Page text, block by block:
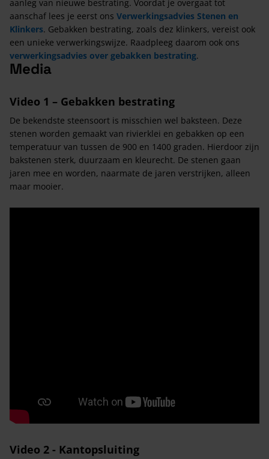
aanleg van nieuwe bestrating. Voordat je overgaat tot
aanschaf lees je eerst ons Verwerkingsadvies Stenen en
Klinkers. Gebakken bestrating, zoals dez klinkers, vereist ook
een unieke verwerkingswijze. Raadpleeg daarom ook ons
verwerkingsadvies over gebakken bestrating.
Media
Video 1 – Gebakken bestrating
De bekendste steensoort is misschien wel baksteen. Deze
stenen worden gemaakt van rivierklei en gebakken op een
temperatuur van tussen de 900 en 1400 graden. Hierdoor zijn
bakstenen sterk, duurzaam en kleurecht. De stenen gaan
jaren mee en worden, naarmate de jaren verstrijken, alleen
maar mooier.
Video 2 - Kantopsluiting